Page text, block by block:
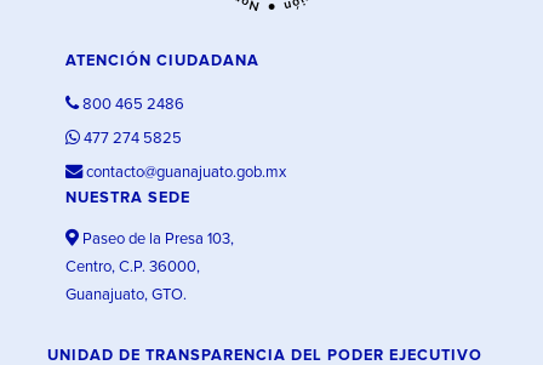
ATENCIÓN CIUDADANA
800 465 2486
477 274 5825
contacto@guanajuato.gob.mx
NUESTRA SEDE
Paseo de la Presa 103,
Centro, C.P. 36000,
Guanajuato, GTO.
UNIDAD DE TRANSPARENCIA DEL PODER EJECUTIVO